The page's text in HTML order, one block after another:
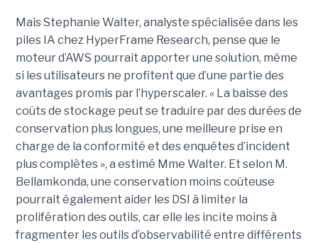
Mais Stephanie Walter, analyste spécialisée dans les
piles IA chez HyperFrame Research, pense que le
moteur d’AWS pourrait apporter une solution, même
si les utilisateurs ne profitent que d’une partie des
avantages promis par l’hyperscaler. « La baisse des
coûts de stockage peut se traduire par des durées de
conservation plus longues, une meilleure prise en
charge de la conformité et des enquêtes d’incident
plus complètes », a estimé Mme Walter. Et selon M.
Bellamkonda, une conservation moins coûteuse
pourrait également aider les DSI à limiter la
prolifération des outils, car elle les incite moins à
fragmenter les outils d’observabilité entre différents